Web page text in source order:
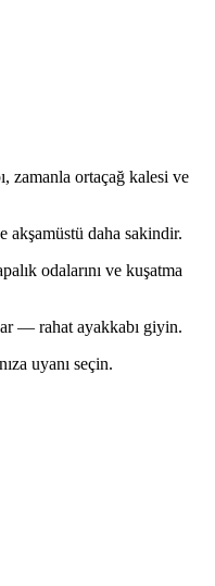
zamanla ortaçağ kalesi ve
akşamüstü daha sakindir.
odalarını ve kuşatma
— rahat ayakkabı giyin.
uyanı seçin.